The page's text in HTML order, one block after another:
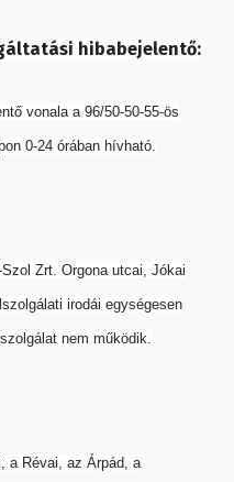
hibabejelentő:
vonala a 96/50-50-55-ös
0-24 órában hívható.
Zrt. Orgona utcai, Jókai
irodái egységesen
nem működik.
a Révai, az Árpád, a